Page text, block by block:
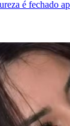
é fechado